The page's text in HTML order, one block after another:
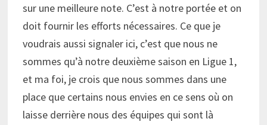
sur une meilleure note. C’est à notre portée et on
doit fournir les efforts nécessaires. Ce que je
voudrais aussi signaler ici, c’est que nous ne
sommes qu’à notre deuxième saison en Ligue 1,
et ma foi, je crois que nous sommes dans une
place que certains nous envies en ce sens où on
laisse derrière nous des équipes qui sont là